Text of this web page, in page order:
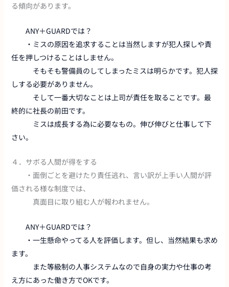
る傾向があります。
ANY＋GUARDでは？
・ミスの原因を追求することは当然しますが犯人探しや責
任を押しつけることはしません。
そもそも警備員のしてしまったミスは明らかです。犯人探
しする必要がありません。
そして一番大切なことは上司が責任を取ることです。最
終的に社長の前田です。
ミスは成長する為に必要なもの。伸び伸びと仕事して下
さい。
４．サボる人間が得をする
・面倒ごとを避けたり責任逃れ、言い訳が上手い人間が評
価される様な制度では、
真面目に取り組む人が報われません。
ANY＋GUARDでは？
・一生懸命やってる人を評価します。但し、当然結果も求め
ます。
また等級制の人事システムなので自身の実力や仕事の考
え方にあった働き方でOKです。